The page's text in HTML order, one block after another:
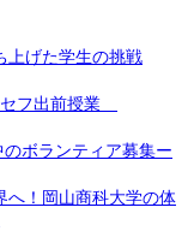
上げた学生の挑戦
フ出前授業
ボランティア募集ー
へ！岡山商科大学の体